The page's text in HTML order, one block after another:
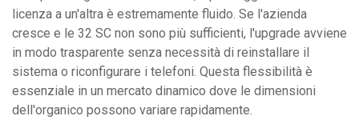
licenza a un'altra è estremamente fluido. Se l'azienda
cresce e le 32 SC non sono più sufficienti, l'upgrade avviene
in modo trasparente senza necessità di reinstallare il
sistema o riconfigurare i telefoni. Questa flessibilità è
essenziale in un mercato dinamico dove le dimensioni
dell'organico possono variare rapidamente.